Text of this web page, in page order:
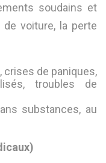
soudains et
voiture, la perte
crises de paniques,
troubles de
substances, au